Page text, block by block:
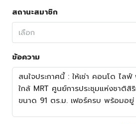
สถานะสมาชิก
เลือก
ข้อความ